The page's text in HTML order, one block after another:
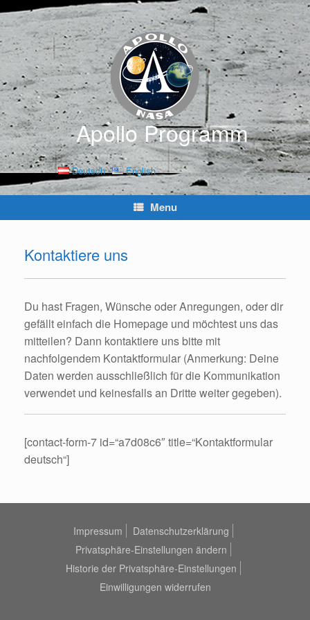
to
content
Apollo Programm
Deutsch English
Menu
Kontaktiere uns
Du hast Fragen, Wünsche oder Anregungen, oder dir
gefällt einfach die Homepage und möchtest uns das
mitteilen? Dann kontaktiere uns bitte mit
nachfolgendem Kontaktformular (Anmerkung: Deine
Daten werden ausschließlich für die Kommunikation
verwendet und keinesfalls an Dritte weiter gegeben).
[contact-form-7 id=“a7d08c6″ title=“Kontaktformular
deutsch“]
Impressum
Datenschutzerklärung
Privatsphäre-Einstellungen ändern
Historie der Privatsphäre-Einstellungen
Einwilligungen widerrufen